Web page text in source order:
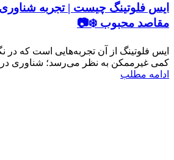
ایس فلوتینگ چیست | تجربه
مقاصد محبوب ❄️📷
ایس فلوتینگ از آن تجربه‌هایی است که در
کمی غیرممکن به نظر می‌رسد؛ شناوری
ادامه مطلب